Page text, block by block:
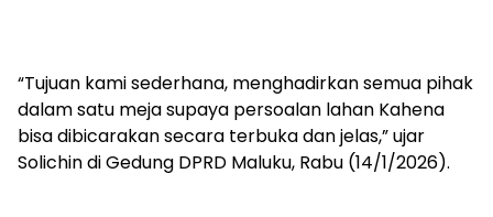
“Tujuan kami sederhana, menghadirkan semua pihak
dalam satu meja supaya persoalan lahan Kahena
bisa dibicarakan secara terbuka dan jelas,” ujar
Solichin di Gedung DPRD Maluku, Rabu (14/1/2026).